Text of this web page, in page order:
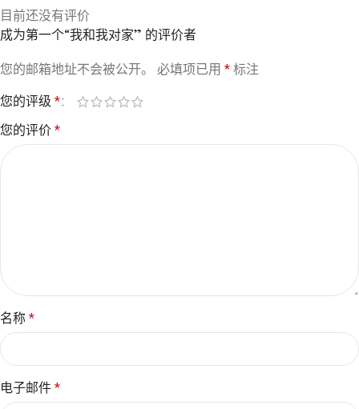
目前还没有评价
成为第一个“我和我对家” 的评价者
您的邮箱地址不会被公开。 必填项已用 * 标注
您的评级 *
您的评价 *
名称 *
电子邮件 *